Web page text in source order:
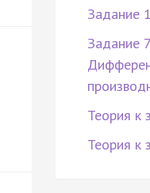
Задание
Задание
Теория к
Теория к